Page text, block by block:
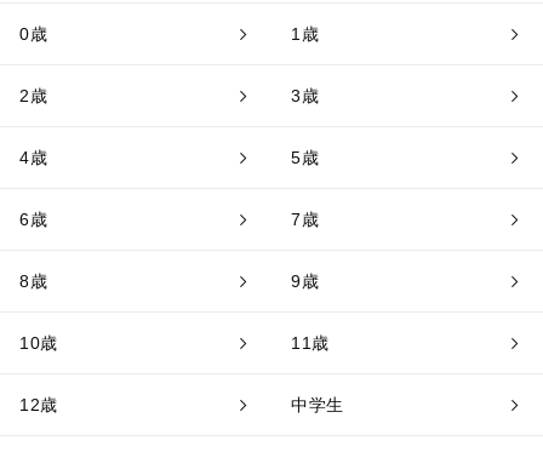
0歳 1歳
2歳 3歳
4歳 5歳
6歳 7歳
8歳 9歳
10歳 11歳
12歳 中学生